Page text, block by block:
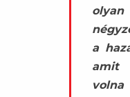
olyan
a
amit